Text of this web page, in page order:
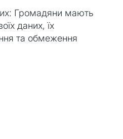
Громадяни мають
даних, їх
та обмеження